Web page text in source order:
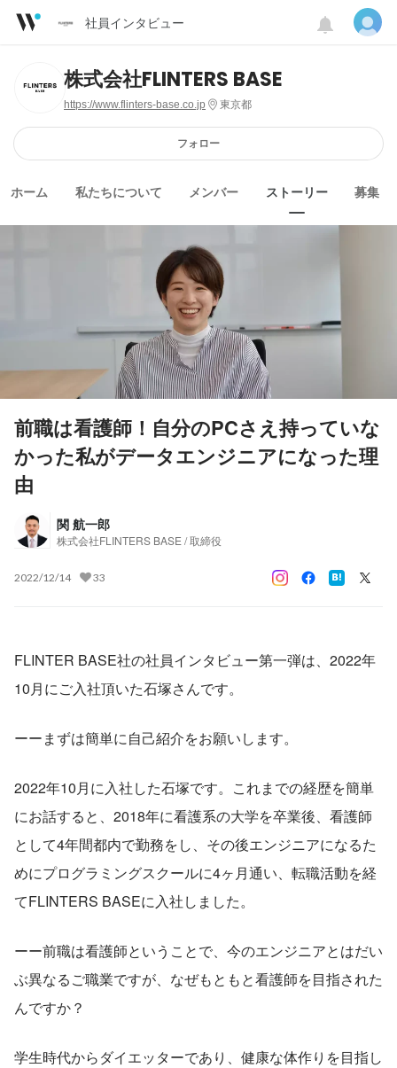
社員インタビュー
株式会社FLINTERS BASE
https://www.flinters-base.co.jp 東京都
フォロー
ホーム 私たちについて メンバー ストーリー 募集
前職は看護師！自分のPCさえ持っていな
かった私がデータエンジニアになった理
由
関 航一郎
株式会社FLINTERS BASE / 取締役
2022/12/14 33
FLINTER BASE社の社員インタビュー第一弾は、2022年
10月にご入社頂いた石塚さんです。
ーーまずは簡単に自己紹介をお願いします。
2022年10月に入社した石塚です。これまでの経歴を簡単
にお話すると、2018年に看護系の大学を卒業後、看護師
として4年間都内で勤務をし、その後エンジニアになるた
めにプログラミングスクールに4ヶ月通い、転職活動を経
てFLINTERS BASEに入社しました。
ーー前職は看護師ということで、今のエンジニアとはだい
ぶ異なるご職業ですが、なぜもともと看護師を目指された
んですか？
学生時代からダイエッターであり、健康な体作りを目指し